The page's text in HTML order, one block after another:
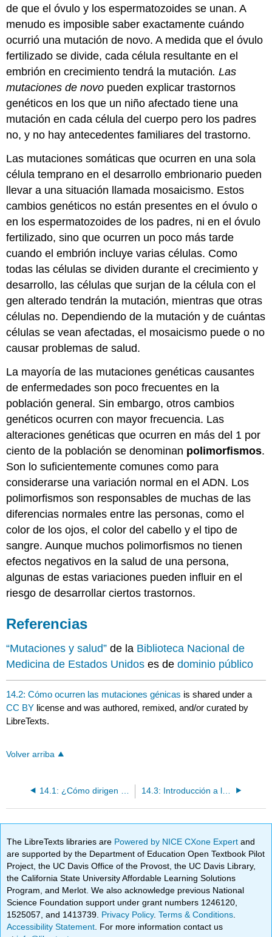
de que el óvulo y los espermatozoides se unan. A
menudo es imposible saber exactamente cuándo
ocurrió una mutación de novo. A medida que el óvulo
fertilizado se divide, cada célula resultante en el
embrión en crecimiento tendrá la mutación. Las
mutaciones de novo pueden explicar trastornos
genéticos en los que un niño afectado tiene una
mutación en cada célula del cuerpo pero los padres
no, y no hay antecedentes familiares del trastorno.
Las mutaciones somáticas que ocurren en una sola
célula temprano en el desarrollo embrionario pueden
llevar a una situación llamada mosaicismo. Estos
cambios genéticos no están presentes en el óvulo o
en los espermatozoides de los padres, ni en el óvulo
fertilizado, sino que ocurren un poco más tarde
cuando el embrión incluye varias células. Como
todas las células se dividen durante el crecimiento y
desarrollo, las células que surjan de la célula con el
gen alterado tendrán la mutación, mientras que otras
células no. Dependiendo de la mutación y de cuántas
células se vean afectadas, el mosaicismo puede o no
causar problemas de salud.
La mayoría de las mutaciones genéticas causantes
de enfermedades son poco frecuentes en la
población general. Sin embargo, otros cambios
genéticos ocurren con mayor frecuencia. Las
alteraciones genéticas que ocurren en más del 1 por
ciento de la población se denominan polimorfismos.
Son lo suficientemente comunes como para
considerarse una variación normal en el ADN. Los
polimorfismos son responsables de muchas de las
diferencias normales entre las personas, como el
color de los ojos, el color del cabello y el tipo de
sangre. Aunque muchos polimorfismos no tienen
efectos negativos en la salud de una persona,
algunas de estas variaciones pueden influir en el
riesgo de desarrollar ciertos trastornos.
Referencias
“Mutaciones y salud” de la Biblioteca Nacional de
Medicina de Estados Unidos es dedominio público
14.2: Cómo ocurren las mutaciones génicas is shared under a
CC BY license and was authored, remixed, and/or curated by
LibreTexts.
Volver arriba
14.3: Introducción a los Trastornos Genéticos
The LibreTexts libraries are Powered by NICE CXone Expertand
are supported by the Department of Education Open Textbook Pilot
Project, the UC Davis Office of the Provost, the UC Davis Library,
the California State University Affordable Learning Solutions
Program, and Merlot. We also acknowledge previous National
Science Foundation support under grant numbers 1246120,
1525057, and 1413739. Privacy Policy.Terms & Conditions
Accessibility Statement . For more information contact us